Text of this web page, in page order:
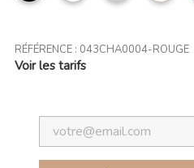
RÉFÉRENCE : 043CHA0004-ROUGE
Voir les tarifs